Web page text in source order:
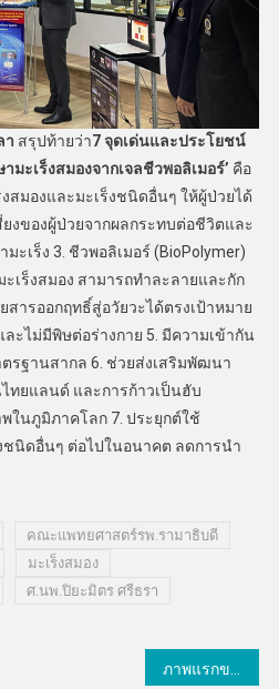
า สรุปท้ายว่า7 จุดเด่นและประโยชน์
มะเร็งสมองจากเจลชีวพอลิเมอร์’ คือ
สมองและมะเร็งชนิดอื่นๆ ให้ผู้ป่วยได้
ยงของผู้ป่วยจากผลกระทบต่อชีวิตและ
ะเร็ง 3. ชีวพอลิเมอร์ (BioPolymer)
เร็งสมอง สามารถทำละลายและกัก
สารออกฤทธิ์สู่อวัยวะได้ตรงเป้าหมาย
ะไม่มีพิษต่อร่างกาย 5. มีความเข้ากัน
รฐานสากล 6. ช่วยส่งเสริมพัฒนา
ทยแลนด์ และการก้าวเป็นฮับ
ในภูมิภาคโลก 7. ประยุกต์ใช้
ชนิดอื่นๆ ต่อไปในอนาคต ลดการนำ
คณะแพทยศาสตร์รพ.รามาธิบดี
มะเร็งสมอง
ศ.นพ.ปิยะมิตร ศรีธรา
ภาพแรกของหลุมดำ Sgr A* ณ ใจกลางกาแล็กซีทางช้างเผือก